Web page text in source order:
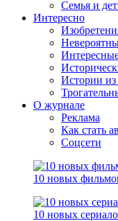
Семья и
Интересно
Истории
О журнале
Реклама
Как стать
Соцсети
10 новых
10 новых